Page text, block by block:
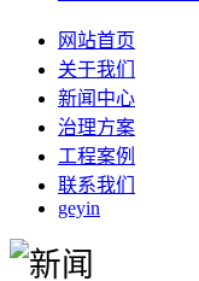
网站首页
关于我们
新闻中心
治理方案
工程案例
联系我们
geyin